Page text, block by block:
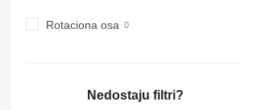
Rotaciona osa
Nedostaju filtri?